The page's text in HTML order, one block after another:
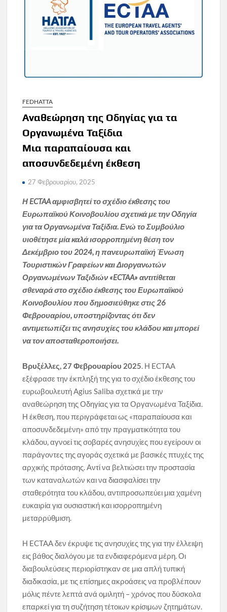
FEDHATTA
Αναθεώρηση της Οδηγίας για τα
Οργανωμένα Ταξίδια
Μια παραπαίουσα και
αποσυνδεδεμένη έκθεση
27 Φεβρουαρίου, 2025
Η ECTAA αμφισβητεί το σχέδιο έκθεσης του
Ευρωπαϊκού Κοινοβουλίου σχετικά με την Oδηγία
για τα Οργανωμένα Ταξίδια. Ενώ το Συμβούλιο
υιοθέτησε μία καλά ισορροπημένη θέση τον
Δεκέμβριο του 2024, η πανευρωπαϊκή Ένωση
Τουριστικών Γραφείων και Διοργανωτών
Οργανωμένων Ταξιδιών «ECTAA» αντιτίθεται
σθεναρά στο σχέδιο έκθεσης του Ευρωπαϊκού
Κοινοβουλίου που δημοσιεύθηκε στις 26
Φεβρουαρίου, υποστηρίζοντας ότι δεν
αντιμετωπίζει τις ανησυχίες του κλάδου και μπορεί
να τον αποσταθεροποιήσει.
Βρυξέλλες, 27 Φεβρουαρίου 2025. Η ECTAA
εξέφρασε την έκπληξή της για το σχέδιο έκθεσης του
ευρωβουλευτή Agius Saliba σχετικά με την
αναθεώρηση της Οδηγίας για τα Οργανωμένα Ταξίδια.
Η έκθεση, που περιγράφεται ως «παραπαίουσα και
αποσυνδεδεμένη» από την πραγματικότητα του
κλάδου, αγνοεί τις σοβαρές ανησυχίες που εγείρουν οι
παράγοντες της αγοράς σχετικά με βασικές πτυχές της
αρχικής πρότασης. Αντί να βελτιώσει την προστασία
των καταναλωτών και να διασφαλίσει την
σταθερότητα του κλάδου, αντιπροσωπεύει μια χαμένη
ευκαιρία για ουσιαστική και ισορροπημένη
μεταρρύθμιση.
Η ECTAA δεν έκρυψε τις ανησυχίες της για την έλλειψη
εις βάθος διαλόγου με τα ενδιαφερόμενα μέρη. Οι
διαβουλεύσεις περιορίστηκαν σε μια απλή τυπική
διαδικασία, με τις επίσημες ακροάσεις να προβλέπουν
μόλις πέντε λεπτά ανά ομιλητή – χρόνος που δύσκολα
επαρκεί για τη συζήτηση τέτοιων κρίσιμων ζητημάτων.